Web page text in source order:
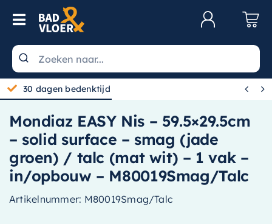
Skip to content
Toggle Navigation
Wastafels
Toiletten
Spiegels
Kranen
Douche
Badkamermeubels
30 dagen bedenktijd  
Mondiaz EASY Nis – 59.5×29.5cm
– solid surface – smag (jade
groen) / talc (mat wit) – 1 vak –
in/opbouw – M80019Smag/Talc
Artikelnummer: M80019Smag/Talc